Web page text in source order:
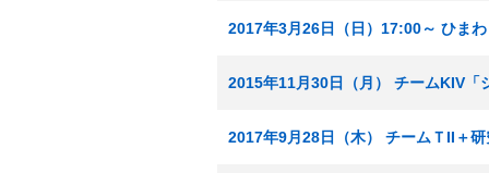
2017年3月26日（日）17:00～ ひま
2015年11月30日（月） チームKIV「
2017年9月28日（木） チームＴII＋